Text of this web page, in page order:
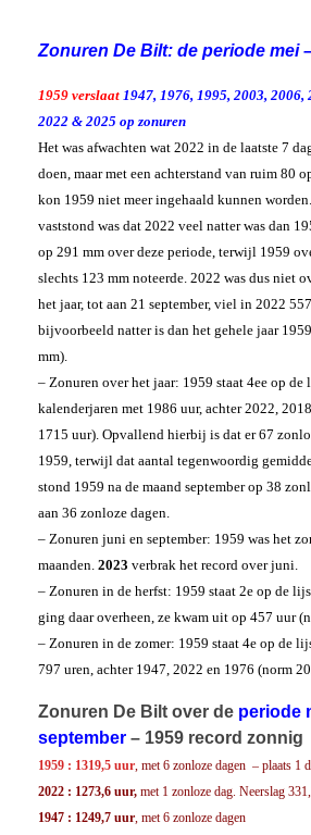
Jan Buisman
Zonuren De Bilt: de periode mei
1959 verslaat 1947, 1976, 1995, 2003, 2006,
2022 & 2025 op zonuren
Het was afwachten wat 2022 in de laatste 7
doen, maar met een achterstand van ruim 80
kon 1959 niet meer ingehaald kunnen
vaststond was dat 2022 veel natter was dan
op 291 mm over deze periode, terwijl 1959
slechts 123 mm noteerde. 2022 was dus niet
het jaar, tot aan 21 september, viel in 2022
bijvoorbeeld natter is dan het gehele jaar
mm).
– Zonuren over het jaar: 1959 staat 4ee op
kalenderjaren met 1986 uur, achter 2022,
1715 uur). Opvallend hierbij is dat er 67
1959, terwijl dat aantal tegenwoordig
stond 1959 na de maand september op 38
aan 36 zonloze dagen.
– Zonuren juni en september: 1959 was het
maanden. 2023 verbrak het record over juni.
– Zonuren in de herfst: 1959 staat 2e op de
ging daar overheen, ze kwam uit op 457 uur
– Zonuren in de zomer: 1959 staat 4e op de
797 uren, achter 1947, 2022 en 1976 (norm
Zonuren De Bilt over de periode
september – 1959 record zonnig
1959 : 1319,5 uur, met 6 zonloze dagen – plaats 1
2022 : 1273,6 uur, met 1 zonloze dag. Neerslag
1947 : 1249,7 uur, met 6 zonloze dagen